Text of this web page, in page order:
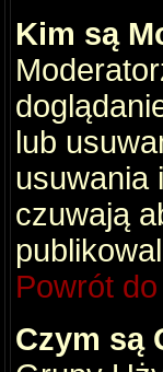
Kim są
lub
usuwania
czuwają
Powrót
Czym są